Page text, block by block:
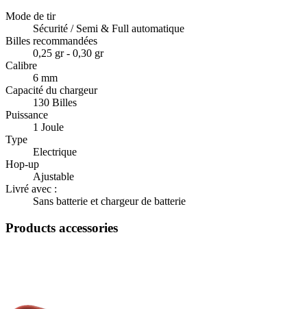
Mode de tir
Sécurité / Semi & Full automatique
Billes recommandées
0,25 gr - 0,30 gr
Calibre
6 mm
Capacité du chargeur
130 Billes
Puissance
1 Joule
Type
Electrique
Hop-up
Ajustable
Livré avec :
Sans batterie et chargeur de batterie
Products accessories